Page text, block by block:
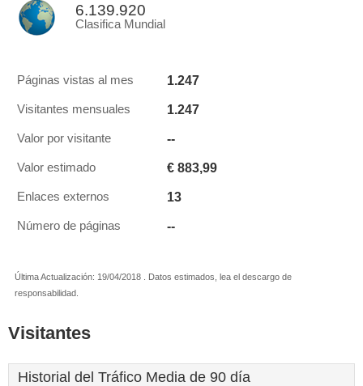
6.139.920
Clasifica Mundial
Páginas vistas al mes 1.247
Visitantes mensuales 1.247
Valor por visitante --
Valor estimado € 883,99
Enlaces externos 13
Número de páginas --
Última Actualización: 19/04/2018 . Datos estimados, lea el descargo de
responsabilidad.
Visitantes
Historial del Tráfico Media de 90 día